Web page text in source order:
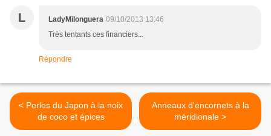
L LadyMilonguera 09/10/2013 13:46
Très tentants ces financiers...
Répondre
< Perles du Japon à la noix
de coco et épices
Anneaux d'encornets à la
méridionale >